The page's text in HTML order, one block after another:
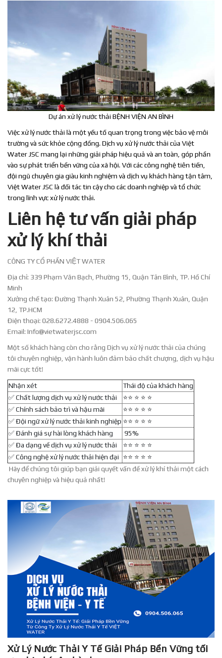
Dự án xử lý nước thải BỆNH VIỆN AN BÌNH
Việc xử lý nước thải là một yếu tố quan trọng trong việc bảo vệ môi
trường và sức khỏe cộng đồng. Dịch vụ xử lý nước thải của Việt
Water JSC mang lại những giải pháp hiệu quả và an toàn, góp phần
vào sự phát triển bền vững của xã hội. Với các công nghệ tiên tiến,
đội ngũ chuyên gia giàu kinh nghiệm và dịch vụ khách hàng tận tâm,
Việt Water JSC là đối tác tin cậy cho các doanh nghiệp và tổ chức
trong lĩnh vực xử lý nước thải.
Liên hệ tư vấn giải pháp
xử lý khí thải
CÔNG TY CỔ PHẦN VIỆT WATER
Địa chỉ: 339 Phạm Văn Bạch, Phường 15, Quận Tân Bình, TP. Hồ Chí
Minh
Xưởng chế tạo: Đường Thạnh Xuân 52, Phường Thạnh Xuân, Quận
12, TP.HCM
Điện thoại: 028.6272.4888 - 0904.506.065
Email: Info@vietwaterjsc.com
Một số khách hàng còn cho rằng Dịch vụ xử lý nước thải của chúng
tôi chuyên nghiệp, vận hành luôn đảm bảo chất chượng, dịch vụ hậu
mãi cực tốt!
Nhận xét
Thái độ của khách hàng
✅ Chất lượng dịch vụ xử lý nước thải
⭐️⭐️ ⭐️ ⭐️ ⭐️
✅ Chính sách bảo trì và hậu mãi
⭐️⭐️ ⭐️ ⭐️ ⭐️
✅ Đội ngữ xử lý nước thải kinh nghiệp ⭐️⭐️ ⭐️ ⭐️ ⭐️
✅ Đánh giá sự hài lòng khách hàng
95%
✅ Đa dạng về dịch vụ xử lý nước thải
⭐️⭐️ ⭐️ ⭐️ ⭐️
✅ Công nghệ xử lý nước thải hiện đại
⭐️⭐️ ⭐️ ⭐️ ⭐️
Hãy để chúng tôi giúp bạn giải quyết vấn đề xử lý khí thải một cách
chuyên nghiệp và hiệu quả nhất!
Xử Lý Nước Thải Y Tế Giải Pháp Bền Vững tối